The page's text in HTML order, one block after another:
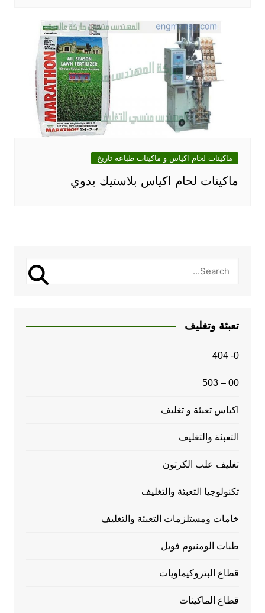
ماكينات لحام اكياس و ماكينات طباعة تاريخ
ماكينات لحام اكياس بلاستيك يدوي
تعبئة وتغليف
0- 404
00 – 503
اكياس تعبئة و تغليف
التعبئة والتغليف
تغليف علب الكرتون
تكنولوجيا التعبئة والتغليف
خامات ومستلزمات التعبئة والتغليف
طبات الومنيوم فويل
قطاع البتروكيماويات
قطاع الماكينات